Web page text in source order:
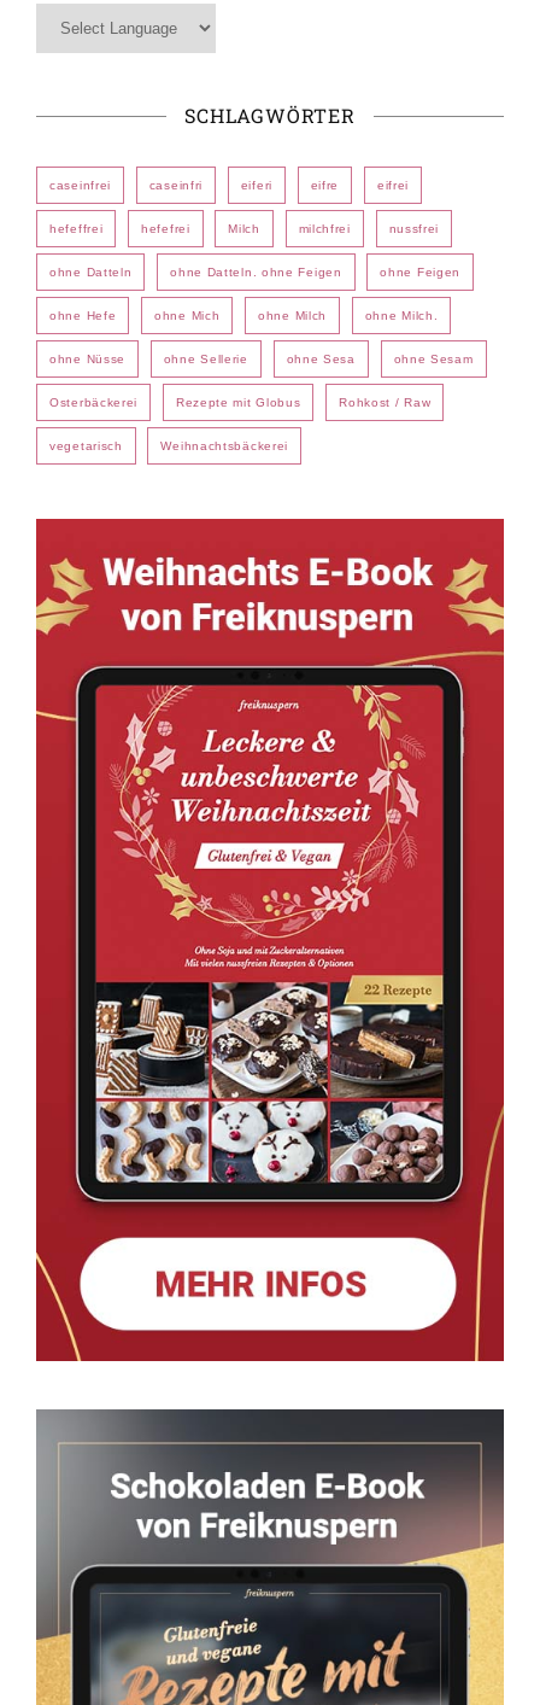
SCHLAGWÖRTER
caseinfrei caseinfri eiferi eifre eifrei
hefeffrei hefefrei Milch milchfrei nussfrei
ohne Datteln ohne Datteln. ohne Feigen ohne Feigen
ohne Hefe ohne Mich ohne Milch ohne Milch.
ohne Nüsse ohne Sellerie ohne Sesa ohne Sesam
Osterbäckerei Rezepte mit Globus Rohkost / Raw
vegetarisch Weihnachtsbäckerei